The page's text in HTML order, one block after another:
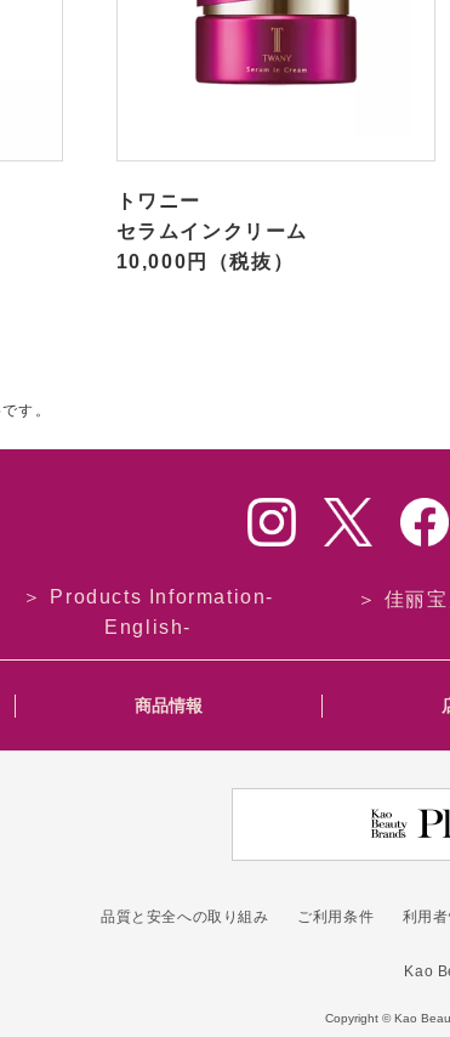
トワニー
セラムインクリーム
10,000円（税抜）
す。
＞ Products Information-
English-
＞ 佳丽
商品情報
品質と安全への取り組み ご利用条件 利用
Kao
Copyright © Kao